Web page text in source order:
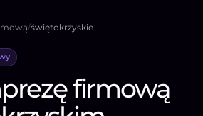
/świętokrzyskie
firmową